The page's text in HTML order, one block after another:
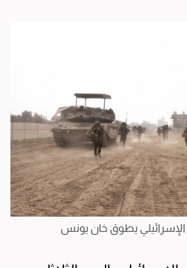
يطوق خان يونس